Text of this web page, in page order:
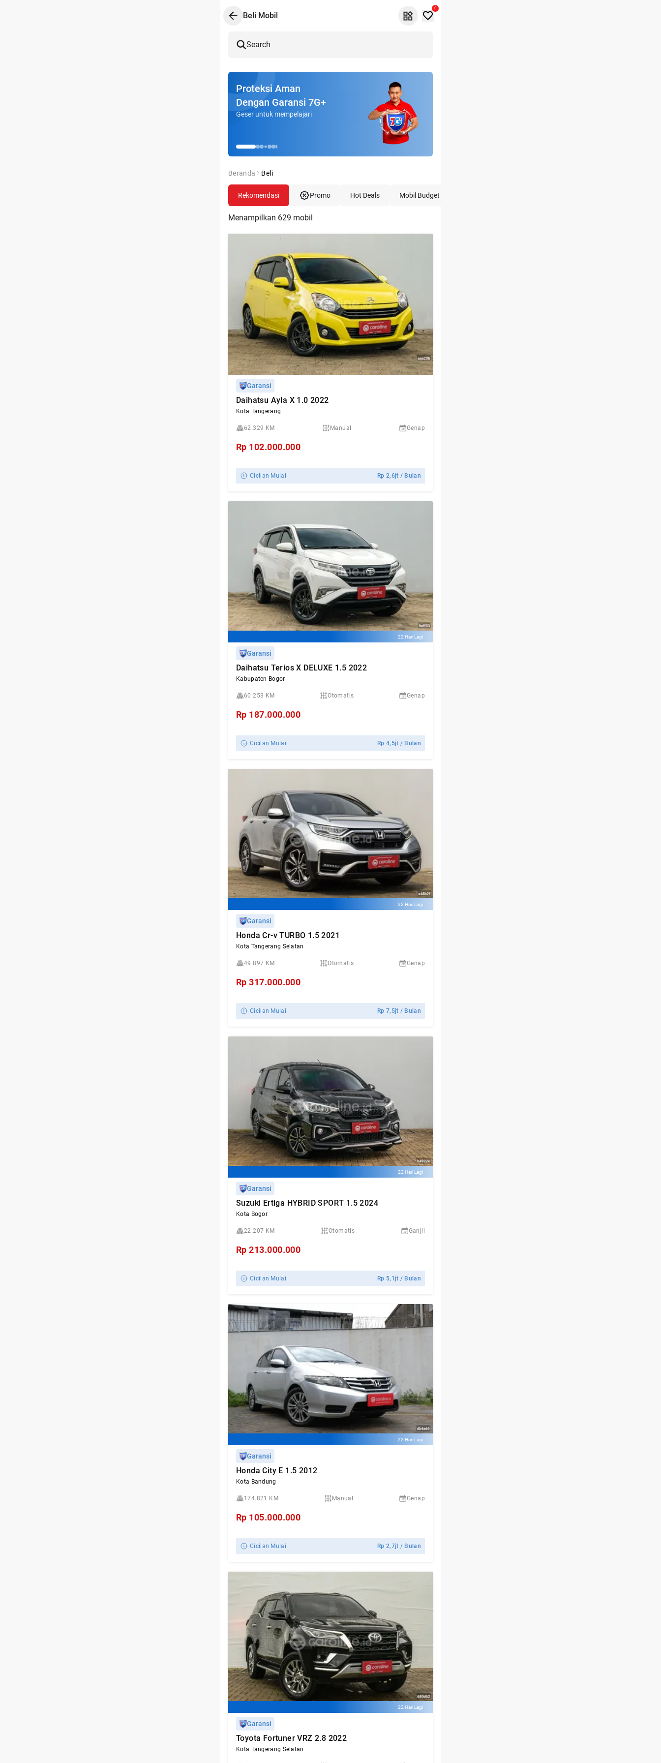
Beli Mobil
0
Search
Proteksi Aman
Dengan Garansi 7G+
Geser untuk mempelajari
Beranda Beli
Rekomendasi Promo Hot Deals Mobil Budget
Menampilkan 629 mobil
Garansi
Daihatsu Ayla X 1.0 2022
Kota Tangerang
62.329 KM Manual Genap
Rp 102.000.000
Cicilan Mulai Rp2,6jt / Bulan
22 Hari Lagi
Garansi
Daihatsu Terios X DELUXE 1.5 2022
Kabupaten Bogor
60.253 KM Otomatis Genap
Rp 187.000.000
Cicilan Mulai Rp4,5jt / Bulan
22 Hari Lagi
Garansi
Honda Cr-v TURBO 1.5 2021
Kota Tangerang Selatan
49.897 KM Otomatis Genap
Rp317.000.000
Cicilan Mulai Rp7,5jt / Bulan
22 Hari Lagi
Garansi
Suzuki Ertiga HYBRID SPORT 1.5 2024
Kota Bogor
22.207 KM Otomatis Ganjil
Rp213.000.000
Cicilan Mulai Rp 5,1jt / Bulan
22 Hari Lagi
Garansi
Honda City E 1.5 2012
Kota Bandung
174.821 KM Manual Genap
Rp 105.000.000
Cicilan Mulai Rp2,7jt / Bulan
22 Hari Lagi
Garansi
Toyota Fortuner VRZ 2.8 2022
Kota Tangerang Selatan